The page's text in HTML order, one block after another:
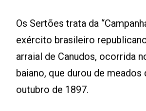
Os Sertões trata da
exército brasileiro
arraial de Canudos, ocorrida
baiano, que durou de meados
outubro de 1897.